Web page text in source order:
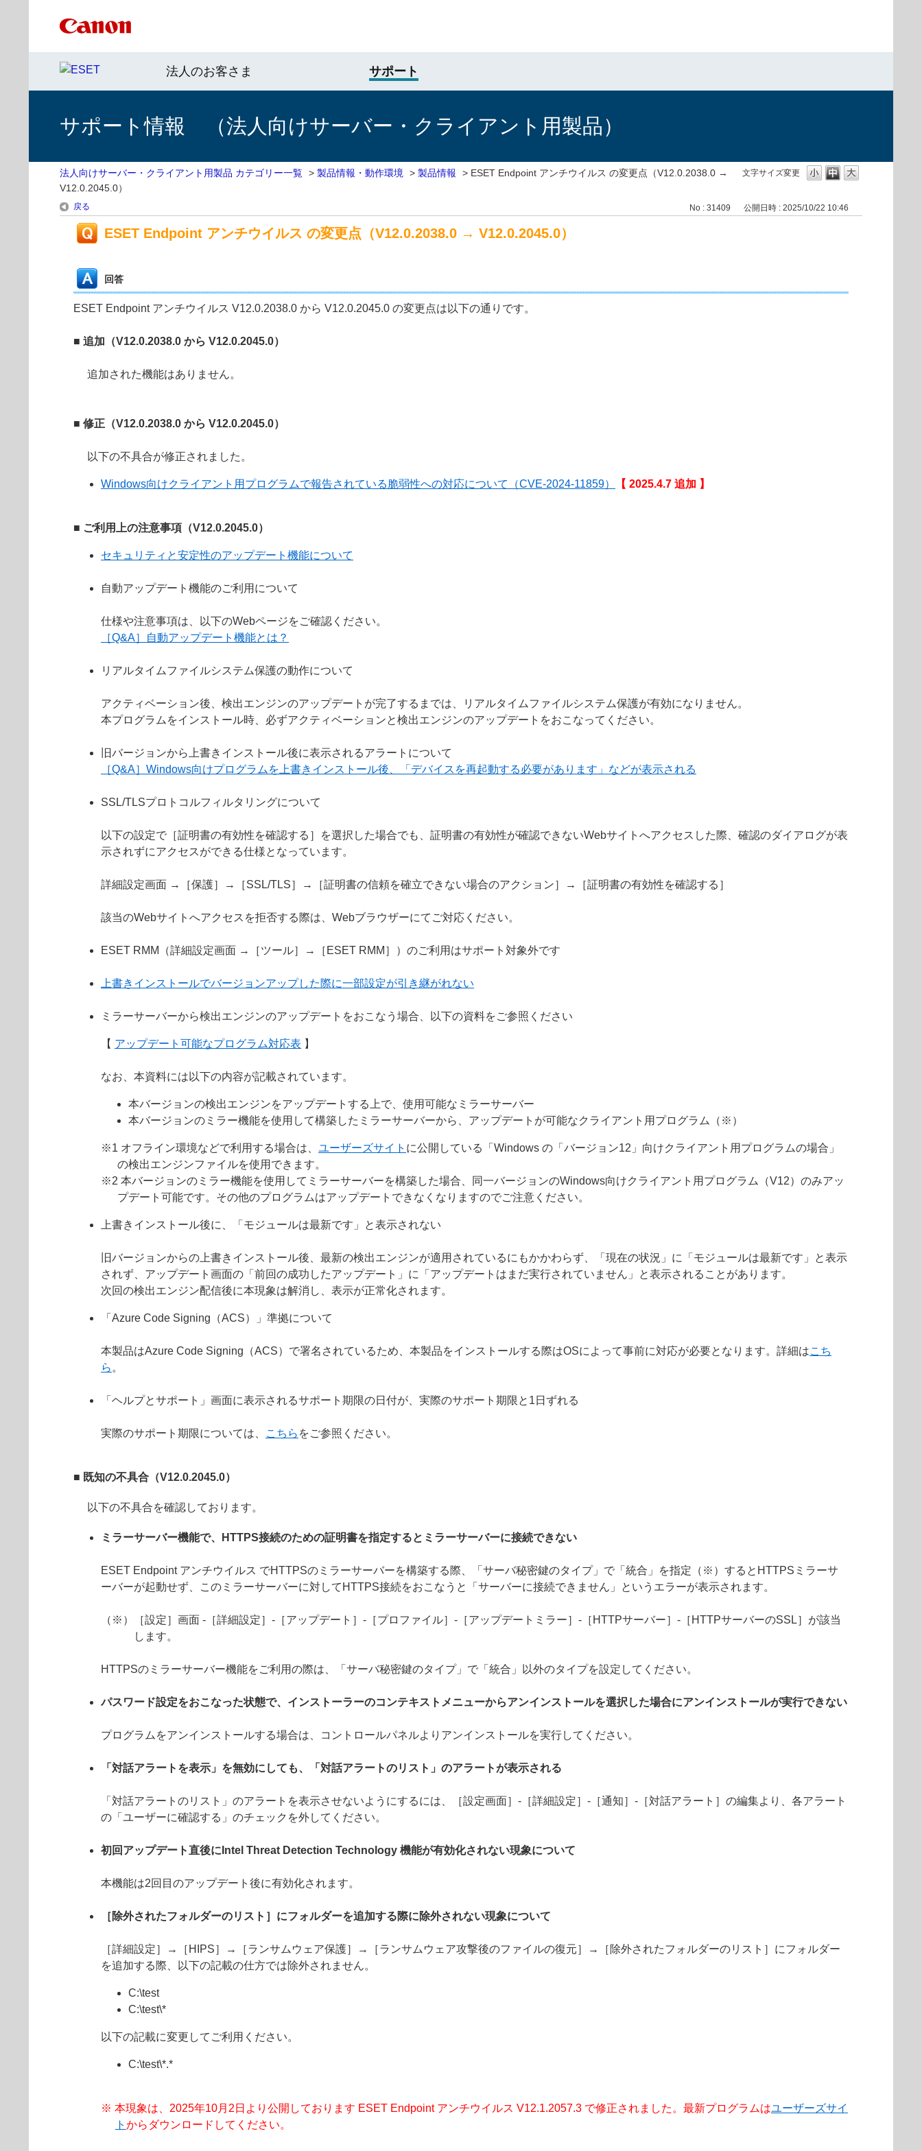
法人のお客さま サポート
サポート情報 （法人向けサーバー・クライアント用製品）
文字サイズ変更
法人向けサーバー・クライアント用製品 カテゴリー一覧 > 製品情報・動作環境 > 製品情報 > ESET Endpoint アンチウイルス の変更点（V12.0.2038.0 →
V12.0.2045.0）
戻る No : 31409 公開日時 : 2025/10/22 10:46
ESET Endpoint アンチウイルス の変更点（V12.0.2038.0 → V12.0.2045.0）
回答
ESET Endpoint アンチウイルス V12.0.2038.0 から V12.0.2045.0 の変更点は以下の通りです。
■ 追加（V12.0.2038.0 から V12.0.2045.0）
追加された機能はありません。
■ 修正（V12.0.2038.0 から V12.0.2045.0）
以下の不具合が修正されました。
Windows向けクライアント用プログラムで報告されている脆弱性への対応について（CVE-2024-11859） 【 2025.4.7 追加 】
■ ご利用上の注意事項（V12.0.2045.0）
セキュリティと安定性のアップデート機能について
自動アップデート機能のご利用について
仕様や注意事項は、以下のWebページをご確認ください。
［Q&A］自動アップデート機能とは？
リアルタイムファイルシステム保護の動作について
アクティベーション後、検出エンジンのアップデートが完了するまでは、リアルタイムファイルシステム保護が有効になりません。
本プログラムをインストール時、必ずアクティベーションと検出エンジンのアップデートをおこなってください。
旧バージョンから上書きインストール後に表示されるアラートについて
［Q&A］Windows向けプログラムを上書きインストール後、「デバイスを再起動する必要があります」などが表示される
SSL/TLSプロトコルフィルタリングについて
以下の設定で［証明書の有効性を確認する］を選択した場合でも、証明書の有効性が確認できないWebサイトへアクセスした際、確認のダイアログが表
示されずにアクセスができる仕様となっています。
詳細設定画面 →［保護］→［SSL/TLS］→［証明書の信頼を確立できない場合のアクション］→［証明書の有効性を確認する］
該当のWebサイトへアクセスを拒否する際は、Webブラウザーにてご対応ください。
ESET RMM（詳細設定画面 →［ツール］→［ESET RMM］）のご利用はサポート対象外です
上書きインストールでバージョンアップした際に一部設定が引き継がれない
ミラーサーバーから検出エンジンのアップデートをおこなう場合、以下の資料をご参照ください
【 アップデート可能なプログラム対応表 】
なお、本資料には以下の内容が記載されています。
本バージョンの検出エンジンをアップデートする上で、使用可能なミラーサーバー
本バージョンのミラー機能を使用して構築したミラーサーバーから、アップデートが可能なクライアント用プログラム（※）
※1 オフライン環境などで利用する場合は、 ユーザーズサイト に公開している「Windows の「バージョン12」向けクライアント用プログラムの場合」
の検出エンジンファイルを使用できます。
※2 本バージョンのミラー機能を使用してミラーサーバーを構築した場合、同一バージョンのWindows向けクライアント用プログラム（V12）のみアッ
プデート可能です。その他のプログラムはアップデートできなくなりますのでご注意ください。
上書きインストール後に、「モジュールは最新です」と表示されない
旧バージョンからの上書きインストール後、最新の検出エンジンが適用されているにもかかわらず、「現在の状況」に「モジュールは最新です」と表示
されず、アップデート画面の「前回の成功したアップデート」に「アップデートはまだ実行されていません」と表示されることがあります。
次回の検出エンジン配信後に本現象は解消し、表示が正常化されます。
「Azure Code Signing（ACS）」準拠について
本製品はAzure Code Signing（ACS）で署名されているため、本製品をインストールする際はOSによって事前に対応が必要となります。詳細はこち
ら 。
「ヘルプとサポート」画面に表示されるサポート期限の日付が、実際のサポート期限と1日ずれる
実際のサポート期限については、 こちら をご参照ください。
■ 既知の不具合（V12.0.2045.0）
以下の不具合を確認しております。
ミラーサーバー機能で、HTTPS接続のための証明書を指定するとミラーサーバーに接続できない
ESET Endpoint アンチウイルス でHTTPSのミラーサーバーを構築する際、「サーバ秘密鍵のタイプ」で「統合」を指定（※）するとHTTPSミラーサ
ーバーが起動せず、このミラーサーバーに対してHTTPS接続をおこなうと「サーバーに接続できません」というエラーが表示されます。
（※）［設定］画面 -［詳細設定］-［アップデート］-［プロファイル］-［アップデートミラー］-［HTTPサーバー］-［HTTPサーバーのSSL］が該当
します。
HTTPSのミラーサーバー機能をご利用の際は、「サーバ秘密鍵のタイプ」で「統合」以外のタイプを設定してください。
パスワード設定をおこなった状態で、インストーラーのコンテキストメニューからアンインストールを選択した場合にアンインストールが実行できない
プログラムをアンインストールする場合は、コントロールパネルよりアンインストールを実行してください。
「対話アラートを表示」を無効にしても、「対話アラートのリスト」のアラートが表示される
「対話アラートのリスト」のアラートを表示させないようにするには、［設定画面］-［詳細設定］-［通知］-［対話アラート］の編集より、各アラート
の「ユーザーに確認する」のチェックを外してください。
初回アップデート直後にIntel Threat Detection Technology 機能が有効化されない現象について
本機能は2回目のアップデート後に有効化されます。
［除外されたフォルダーのリスト］にフォルダーを追加する際に除外されない現象について
［詳細設定］→［HIPS］→［ランサムウェア保護］→［ランサムウェア攻撃後のファイルの復元］→［除外されたフォルダーのリスト］にフォルダー
を追加する際、以下の記載の仕方では除外されません。
C:\test
C:\test\*
以下の記載に変更してご利用ください。
C:\test\*.*
※ 本現象は、2025年10月2日より公開しております ESET Endpoint アンチウイルス V12.1.2057.3 で修正されました。最新プログラムはユーザーズサイ
ト からダウンロードしてください。